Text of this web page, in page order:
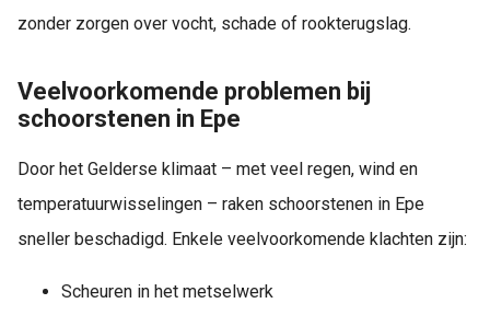
zonder zorgen over vocht, schade of rookterugslag.
Veelvoorkomende problemen bij
schoorstenen in Epe
Door het Gelderse klimaat – met veel regen, wind en
temperatuurwisselingen – raken schoorstenen in Epe
sneller beschadigd. Enkele veelvoorkomende klachten zijn:
Scheuren in het metselwerk